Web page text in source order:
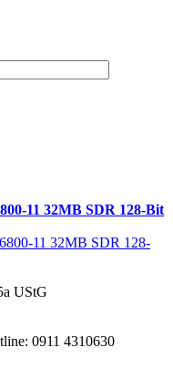
11 32MB SDR 128-Bit
UStG
0911 4310630